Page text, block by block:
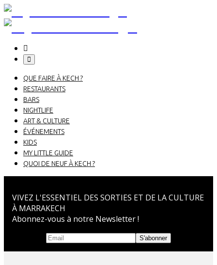
Toggle
navigation
QUE FAIRE À KECH ?
RESTAURANTS
BARS
NIGHTLIFE
ART & CULTURE
ÉVÉNEMENTS
KIDS
MY LITTLE GUIDE
QUOI DE NEUF À KECH ?
VIVEZ L'ESSENTIEL DES SORTIES ET DE LA CULTURE
À MARRAKECH
Abonnez-vous à notre Newsletter !